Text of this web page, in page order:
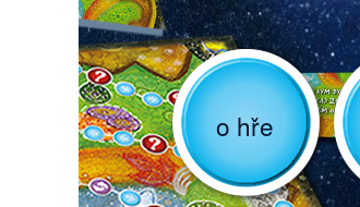
o hře